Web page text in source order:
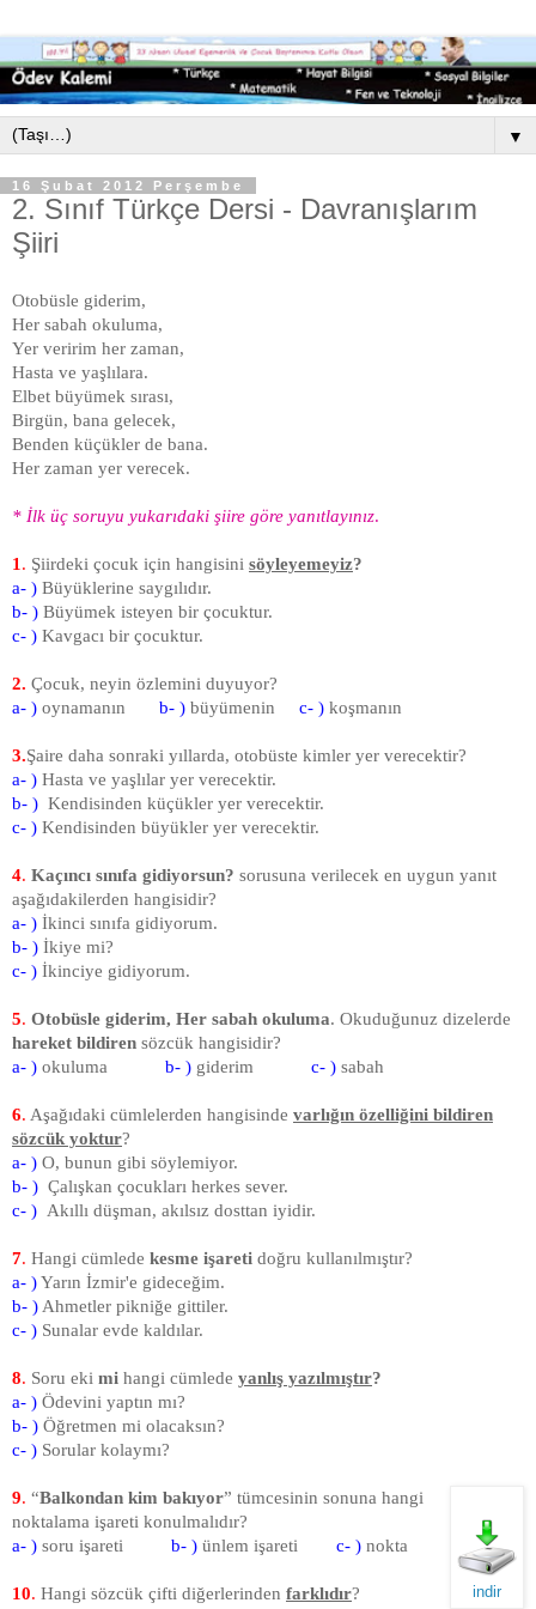
▼
16 Şubat 2012 Perşembe
2. Sınıf Türkçe Dersi - Davranışlarım
Şiiri
Otobüsle giderim,
Her sabah okuluma,
Yer veririm her zaman,
Hasta ve yaşlılara.
Elbet büyümek sırası,
Birgün, bana gelecek,
Benden küçükler de bana.
Her zaman yer verecek.
* İlk üç soruyu yukarıdaki şiire göre yanıtlayınız.
1 . Şiirdeki çocuk için hangisini söyleyemeyiz?
a- ) Büyüklerine saygılıdır.
b- ) Büyümek isteyen bir çocuktur.
c- ) Kavgacı bir çocuktur.
2. Çocuk, neyin özlemini duyuyor?
a- ) oynamanın b- ) büyümenin c- ) koşmanın
3.Şaire daha sonraki yıllarda, otobüste kimler yer verecek­tir?
a- ) Hasta ve yaşlılar yer vere­cektir.
b- ) Kendisinden küçükler yer ve­recektir.
c- ) Kendisinden büyükler yer ve­recektir.
4. Kaçıncı sınıfa gidiyorsun? soru­suna verilecek en uygun yanıt
aşağıdakilerden hangisidir?
a- ) İkinci sınıfa gidiyorum.
b- ) İkiye mi?
c- ) İkinciye gidiyorum.
5. Otobüsle giderim, Her sabah okuluma. Okuduğunuz dizelerde
hare­ket bildiren sözcük hangisi­dir?
a- ) okuluma b- ) giderim c- ) sabah
6. Aşağıdaki cümlelerden han­gisinde varlığın özelliğini bildiren
sözcük yoktur?
a- ) O, bunun gibi söylemiyor.
b- ) Çalışkan çocukları herkes sever.
c- ) Akıllı düşman, akılsız dosttan iyidir.
7. Hangi cümlede kesme işareti doğru kullanılmıştır?
a- )Yarın İzmir'e gideceğim.
b- ) Ahmetler pikniğe gittiler.
c- ) Sunalar evde kaldılar.
8. Soru eki mi hangi cümlede yanlış yazılmıştır?
a- ) Ödevini yaptın mı?
b- ) Öğretmen mi olacaksın?
c- ) Sorular kolaymı?
indir
9. “Balkondan kim bakıyor” tümcesinin sonuna hangi
noktalama işareti konulmalıdır?
a- ) soru işareti b- ) ünlem işareti c- ) nokta
10. Hangi sözcük çifti diğerlerinden farklıdır?